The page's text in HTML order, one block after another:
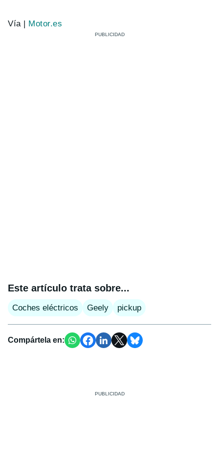
Vía | Motor.es
Este artículo trata sobre...
Coches eléctricos Geely pickup
Compártela en: